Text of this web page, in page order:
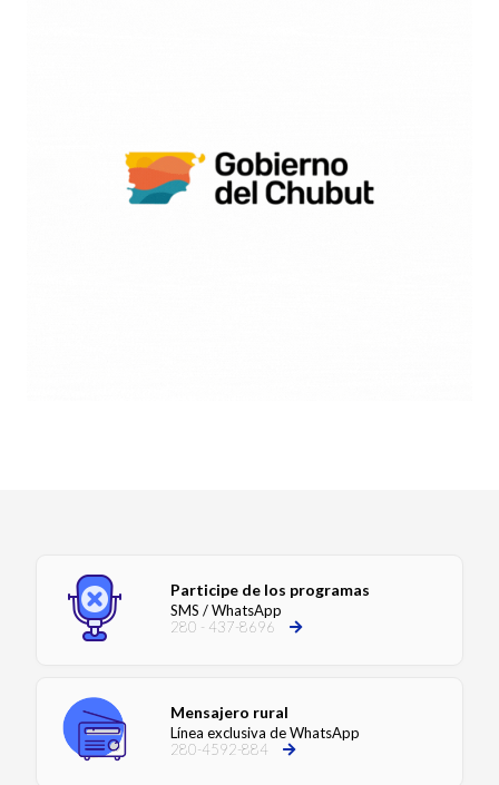
Participe de los programas
SMS / WhatsApp
280 - 437-8696
Mensajero rural
Línea exclusiva de WhatsApp
280-4592-884